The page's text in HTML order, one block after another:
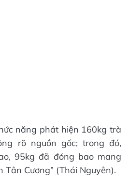
năng phát hiện 160kg trà
rõ nguồn gốc; trong đó,
95kg đã đóng bao mang
Tân Cương” (Thái Nguyên).